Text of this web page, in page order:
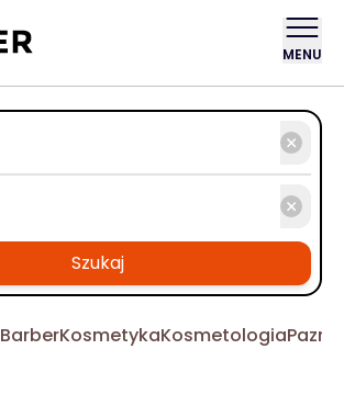
MENU
Szukaj
BarberKosmetykaKosmetologia